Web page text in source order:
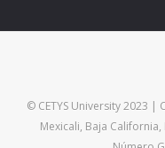
© CETYS University 2023 |
Mexicali, Baja